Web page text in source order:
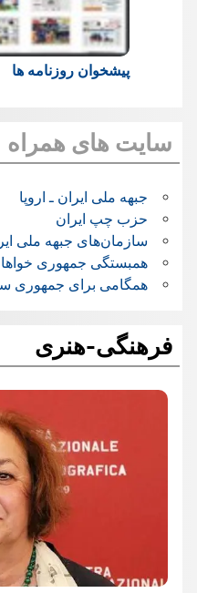
پیشخوان روزنامه ها
سایت های همراه
جبهه ملی ایران ـ اروپا
حزب چپ ایران
سازمان‌های جبهه ملی
همبستگی جمهوری
همگامی برای جمهوری
فرهنگی-هنری